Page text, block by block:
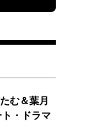
む＆葉月
・ドラマ